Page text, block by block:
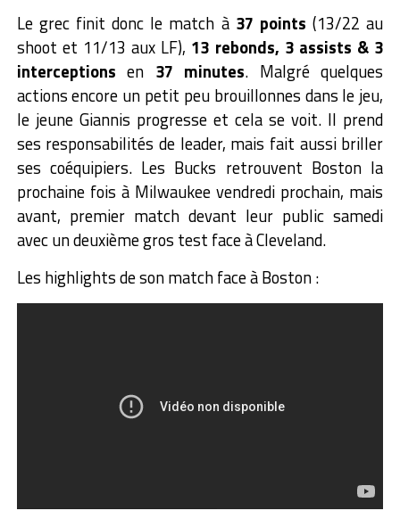
Le grec finit donc le match à 37 points (13/22 au
shoot et 11/13 aux LF), 13 rebonds, 3 assists & 3
interceptions en 37 minutes. Malgré quelques
actions encore un petit peu brouillonnes dans le jeu,
le jeune Giannis progresse et cela se voit. Il prend
ses responsabilités de leader, mais fait aussi briller
ses coéquipiers. Les Bucks retrouvent Boston la
prochaine fois à Milwaukee vendredi prochain, mais
avant, premier match devant leur public samedi
avec un deuxième gros test face à Cleveland.
Les highlights de son match face à Boston :